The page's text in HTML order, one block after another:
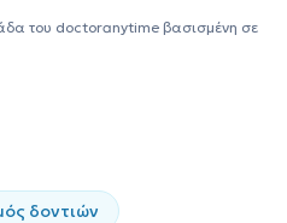
του doctoranytime βασισμένη σε
δοντιών